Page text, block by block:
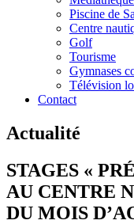
Piscine de
Centre
Golf
Tourisme
Gymnases
Télévision
Contact
Actualité
STAGES «
AU CENTRE
DU MOIS